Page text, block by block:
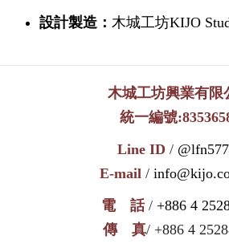
設計製造： 木城工坊KIJO
木城工坊興業有限
統一編號
Line ID /
E-mail /
電 話/ +886 4
傳 真/ +886 4